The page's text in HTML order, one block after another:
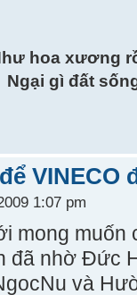
hoa xương
Ngại gì đất
VINECO
1:07 pm
mong muốn
đã nhờ Đức
và